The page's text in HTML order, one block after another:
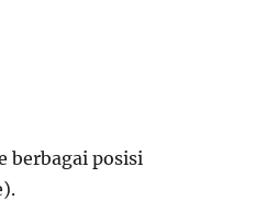
berbagai posisi